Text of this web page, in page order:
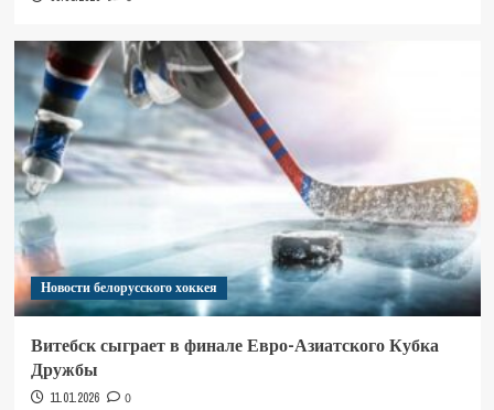
Новости белорусского хоккея
Витебск сыграет в финале Евро-Азиатского Кубка
Дружбы
11.01.2026 0